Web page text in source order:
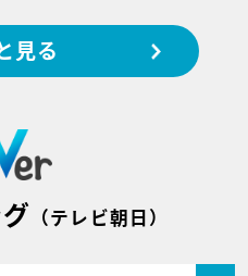
見る
（テレビ朝日）